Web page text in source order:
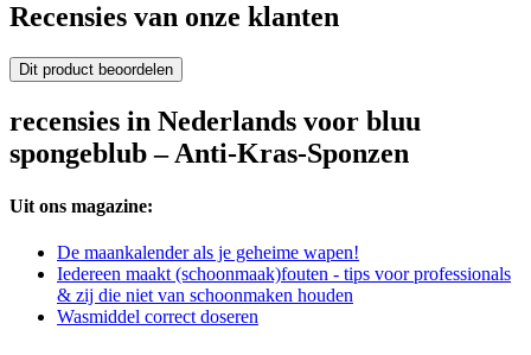
Recensies van onze klanten
Dit product beoordelen
recensies in Nederlands voor bluu
spongeblub – Anti-Kras-Sponzen
Uit ons magazine:
De maankalender als je geheime wapen!
Iedereen maakt (schoonmaak)fouten - tips voor professionals
& zij die niet van schoonmaken houden
Wasmiddel correct doseren